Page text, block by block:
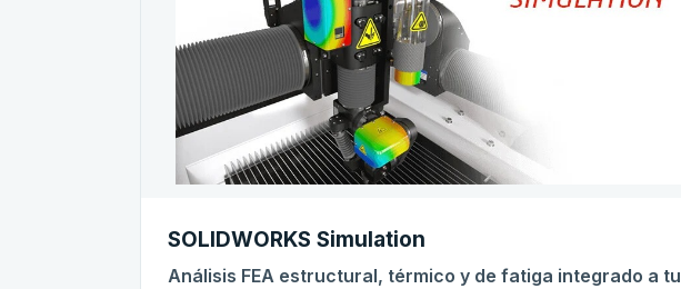
SOLIDWORKS Simulation
Análisis FEA estructural, térmico y de fatiga integrado a tu